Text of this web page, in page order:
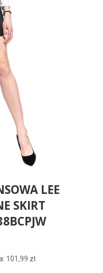
LEE
SKIRT
101,99 zł.